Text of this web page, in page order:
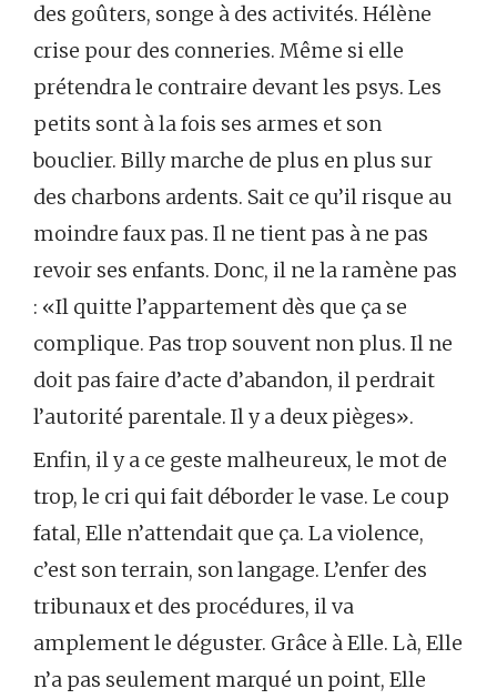
des goûters, songe à des activités. Hélène
crise pour des conneries. Même si elle
prétendra le contraire devant les psys. Les
petits sont à la fois ses armes et son
bouclier. Billy marche de plus en plus sur
des charbons ardents. Sait ce qu’il risque au
moindre faux pas. Il ne tient pas à ne pas
revoir ses enfants. Donc, il ne la ramène pas
: «Il quitte l’appartement dès que ça se
complique. Pas trop souvent non plus. Il ne
doit pas faire d’acte d’abandon, il perdrait
l’autorité parentale. Il y a deux pièges».
Enfin, il y a ce geste malheureux, le mot de
trop, le cri qui fait déborder le vase. Le coup
fatal, Elle n’attendait que ça. La violence,
c’est son terrain, son langage. L’enfer des
tribunaux et des procédures, il va
amplement le déguster. Grâce à Elle. Là, Elle
n’a pas seulement marqué un point, Elle